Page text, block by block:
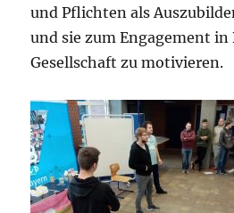
und Pflichten als
und sie zum Engagement in
Gesellschaft zu motivieren.